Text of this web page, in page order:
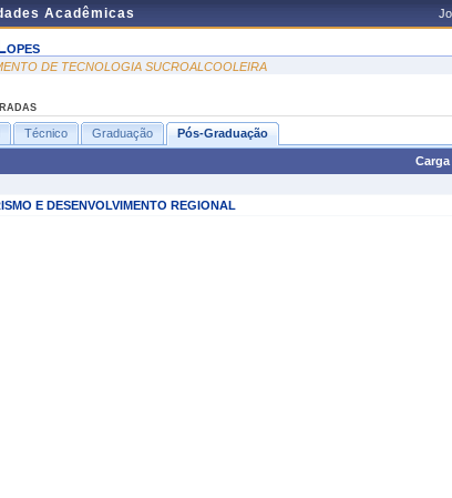
Acadêmicas
DE TECNOLOGIA SUCROALCOOLEIRA
Técnico Graduação Pós-Graduação
E DESENVOLVIMENTO REGIONAL